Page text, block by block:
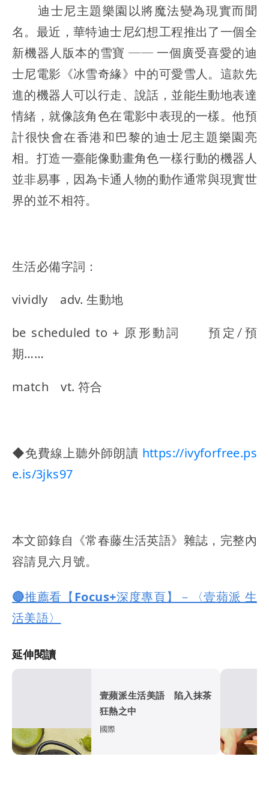
迪士尼主題樂園以將魔法變為現實而聞
名。最近，華特迪士尼幻想工程推出了一個全
新機器人版本的雪寶 ── 一個廣受喜愛的迪
士尼電影《冰雪奇緣》中的可愛雪人。這款先
進的機器人可以行走、說話，並能生動地表達
情緒，就像該角色在電影中表現的一樣。他預
計很快會在香港和巴黎的迪士尼主題樂園亮
相。打造一臺能像動畫角色一樣行動的機器人
並非易事，因為卡通人物的動作通常與現實世
界的並不相符。
生活必備字詞：
vividly adv. 生動地
be scheduled to + 原形動詞 預定∕預
期……
match vt. 符合
◆免費線上聽外師朗讀 https://ivyforfree.ps
e.is/3jks97
本文節錄自《常春藤生活英語》雜誌，完整內
容請見六月號。
🔴推薦看【Focus+深度專頁】－〈壹蘋派 生
活美語〉
延伸閱讀
壹蘋派生活美語 陷入抹茶
狂熱之中
國際